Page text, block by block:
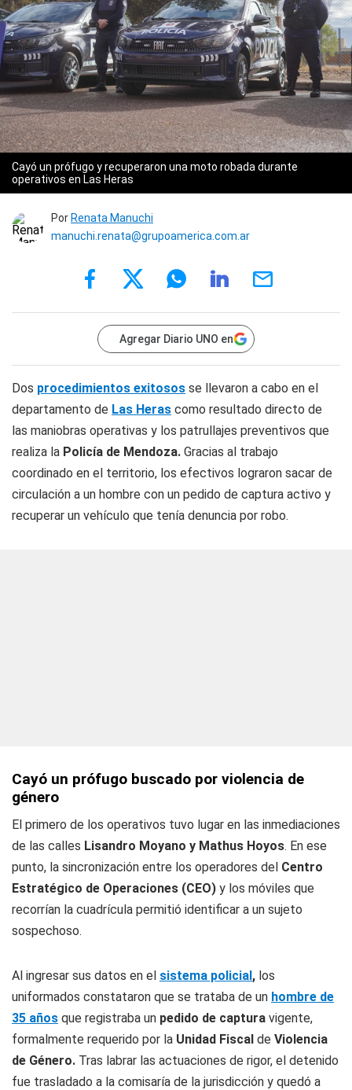
Cayó un prófugo y recuperaron una moto robada durante
operativos en Las Heras
Por Renata Manuchi
manuchi.renata@grupoamerica.com.ar
Agregar Diario UNO en
Dos procedimientos exitosos se llevaron a cabo en el
departamento de Las Heras como resultado directo de
las maniobras operativas y los patrullajes preventivos que
realiza la Policía de Mendoza. Gracias al trabajo
coordinado en el territorio, los efectivos lograron sacar de
circulación a un hombre con un pedido de captura activo y
recuperar un vehículo que tenía denuncia por robo.
Cayó un prófugo buscado por violencia de
género
El primero de los operativos tuvo lugar en las inmediaciones
de las calles Lisandro Moyano y Mathus Hoyos. En ese
punto, la sincronización entre los operadores del Centro
Estratégico de Operaciones (CEO) y los móviles que
recorrían la cuadrícula permitió identificar a un sujeto
sospechoso.
Al ingresar sus datos en el sistema policial, los
uniformados constataron que se trataba de un hombre de
35 años que registraba un pedido de captura vigente,
formalmente requerido por la Unidad Fiscal de Violencia
de Género. Tras labrar las actuaciones de rigor, el detenido
fue trasladado a la comisaría de la jurisdicción y quedó a